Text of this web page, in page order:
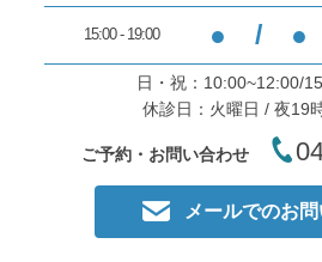
15:00 - 19:00 ● / ●
日・祝：10:00~12:00/
休診日：火曜日 / 夜19
ご予約・お問い合わせ
メールでのお